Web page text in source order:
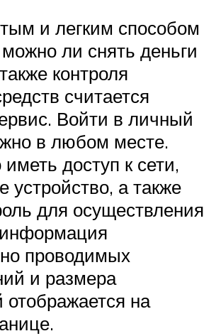
и легким способом
ли снять деньги
контроля
считается
Войти в личный
в любом месте.
доступ к сети,
устройство, а также
для осуществления
проводимых
и размера
отображается на